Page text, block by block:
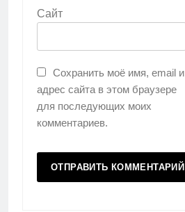
Сайт
Сохранить моё имя, email и
адрес сайта в этом браузере
для последующих моих
комментариев.